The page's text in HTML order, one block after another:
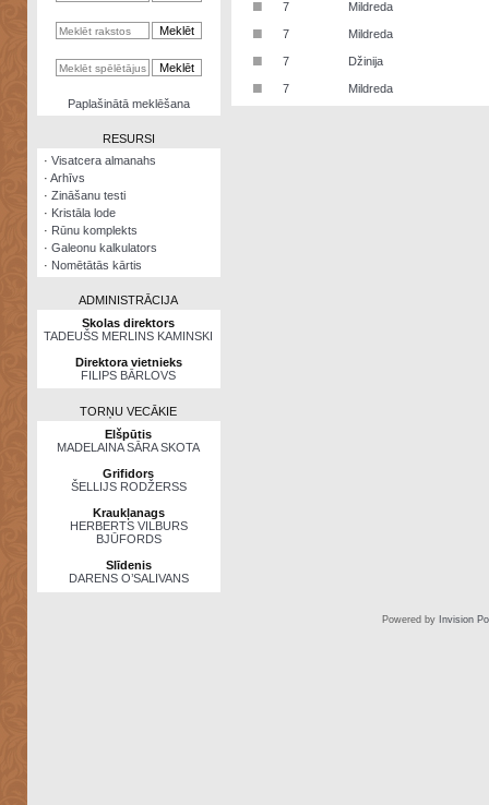
kalkulators
NomētātāsPaplašinātā meklēšana
RESURSI
· Visatcera almanahs
· Arhīvs
· Zināšanu testi
· Kristāla lode
· Rūnu komplekts
· Galeonu kalkulators
· Nomētātās kārtis
ADMINISTRĀCIJA
Skolas direktors
TADEUŠS MERLINS KAMINSKI
Direktora vietnieks
FILIPS BĀRLOVS
TORŅU VECĀKIE
Elšpūtis
MADELAINA SĀRA SKOTA
Grifidors
ŠELLIJS RODŽERSS
Kraukļanags
HERBERTS VILBURS
BJŪFORDS
Slīdenis
DARENS O’SALIVANS
■ 7 Mildreda
■ 7 Mildreda
■ 7 Džinija
■ 7 Mildreda
Powered by Invision